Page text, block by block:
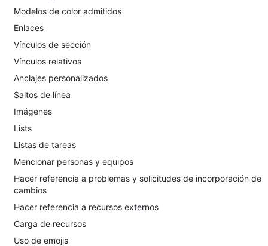
Modelos de color admitidos
Enlaces
Vínculos de sección
Vínculos relativos
Anclajes personalizados
Saltos de línea
Imágenes
Lists
Listas de tareas
Mencionar personas y equipos
Hacer referencia a problemas y solicitudes de incorporación de
cambios
Hacer referencia a recursos externos
Carga de recursos
Uso de emojis